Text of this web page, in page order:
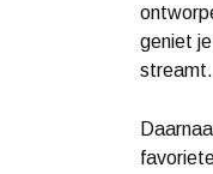
geniet
streamt.